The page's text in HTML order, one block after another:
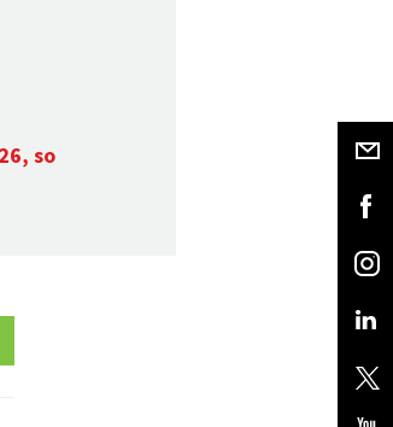
so